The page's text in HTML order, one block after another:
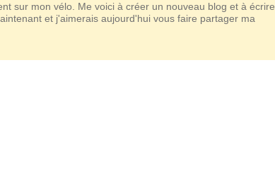
sur mon vélo. Me voici à créer un nouveau blog et à écrire
et j'aimerais aujourd'hui vous faire partager ma